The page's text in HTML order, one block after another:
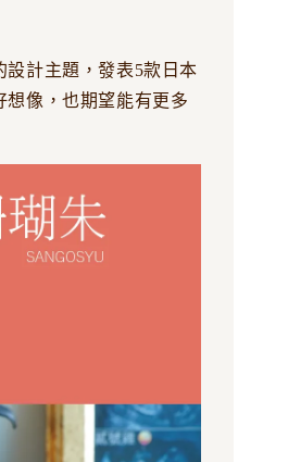
計主題，發表5款日本
像，也期望能有更多